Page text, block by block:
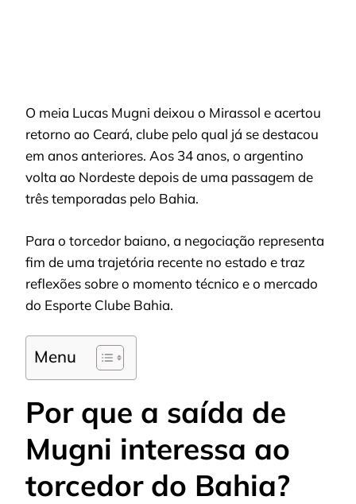
O meia Lucas Mugni deixou o Mirassol e acertou
retorno ao Ceará, clube pelo qual já se destacou
em anos anteriores. Aos 34 anos, o argentino
volta ao Nordeste depois de uma passagem de
três temporadas pelo Bahia.
Para o torcedor baiano, a negociação representa
fim de uma trajetória recente no estado e traz
reflexões sobre o momento técnico e o mercado
do Esporte Clube Bahia.
Menu
Por que a saída de
Mugni interessa ao
torcedor do Bahia?